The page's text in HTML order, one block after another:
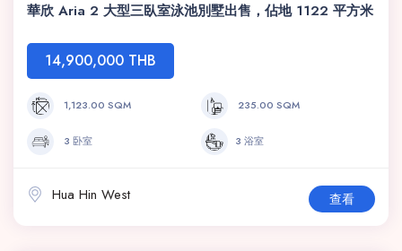
華欣 Aria 2 大型三臥室泳池別墅出售，佔地 1122 平方米
14,900,000 THB
1,123.00 SQM 235.00 SQM
3 卧室 3 浴室
Hua Hin West 查看